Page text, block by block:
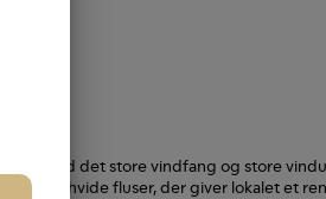
med det store vindfang og store
med hvide fluser, der giver lokalet et